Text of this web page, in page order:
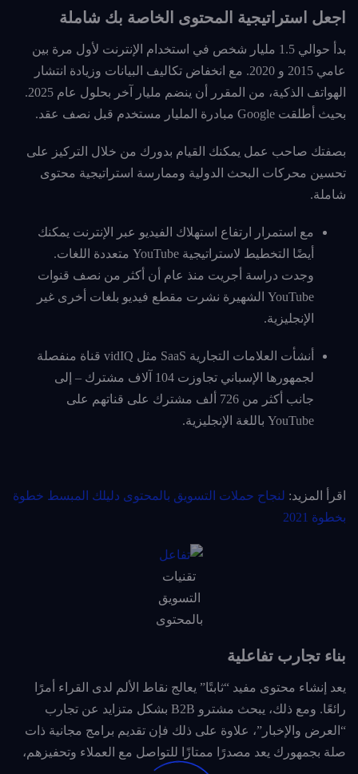
اجعل استراتيجية المحتوى الخاصة بك شاملة
بدأ حوالي 1.5 مليار شخص في استخدام الإنترنت لأول مرة بين
عامي 2015 و 2020. مع انخفاض تكاليف البيانات وزيادة انتشار
الهواتف الذكية، من المقرر أن ينضم مليار آخر بحلول عام 2025.
بحيث أطلقت Google مبادرة المليار مستخدم قبل نصف عقد.
بصفتك صاحب عمل يمكنك القيام بدورك من خلال التركيز على
تحسين محركات البحث الدولية وممارسة استراتيجية محتوى
شاملة.
مع استمرار ارتفاع استهلاك الفيديو عبر الإنترنت يمكنك
أيضًا التخطيط لاستراتيجية YouTube متعددة اللغات.
وجدت دراسة أجريت منذ عام أن أكثر من نصف قنوات
YouTube الشهيرة نشرت مقطع فيديو بلغات أخرى غير
الإنجليزية.
أنشأت العلامات التجارية SaaS مثل vidIQ قناة منفصلة
لجمهورها الإسباني تجاوزت 104 آلاف مشترك – إلى
جانب أكثر من 726 ألف مشترك على قناتهم على
YouTube باللغة الإنجليزية.
اقرأ المزيد: لنجاح حملات التسويق بالمحتوى دليلك المبسط خطوة
بخطوة 2021
تقنيات
التسويق
بالمحتوى
بناء تجارب تفاعلية
يعد إنشاء محتوى مفيد “ثابتًا” يعالج نقاط الألم لدى القراء أمرًا
رائعًا. ومع ذلك، يبحث مشترو B2B بشكل متزايد عن تجارب
“العرض والإخبار”، علاوة على ذلك فإن تقديم برامج مجانية ذات
صلة بجمهورك يعد مصدرًا ممتازًا للتواصل مع العملاء وتحفيزهم،